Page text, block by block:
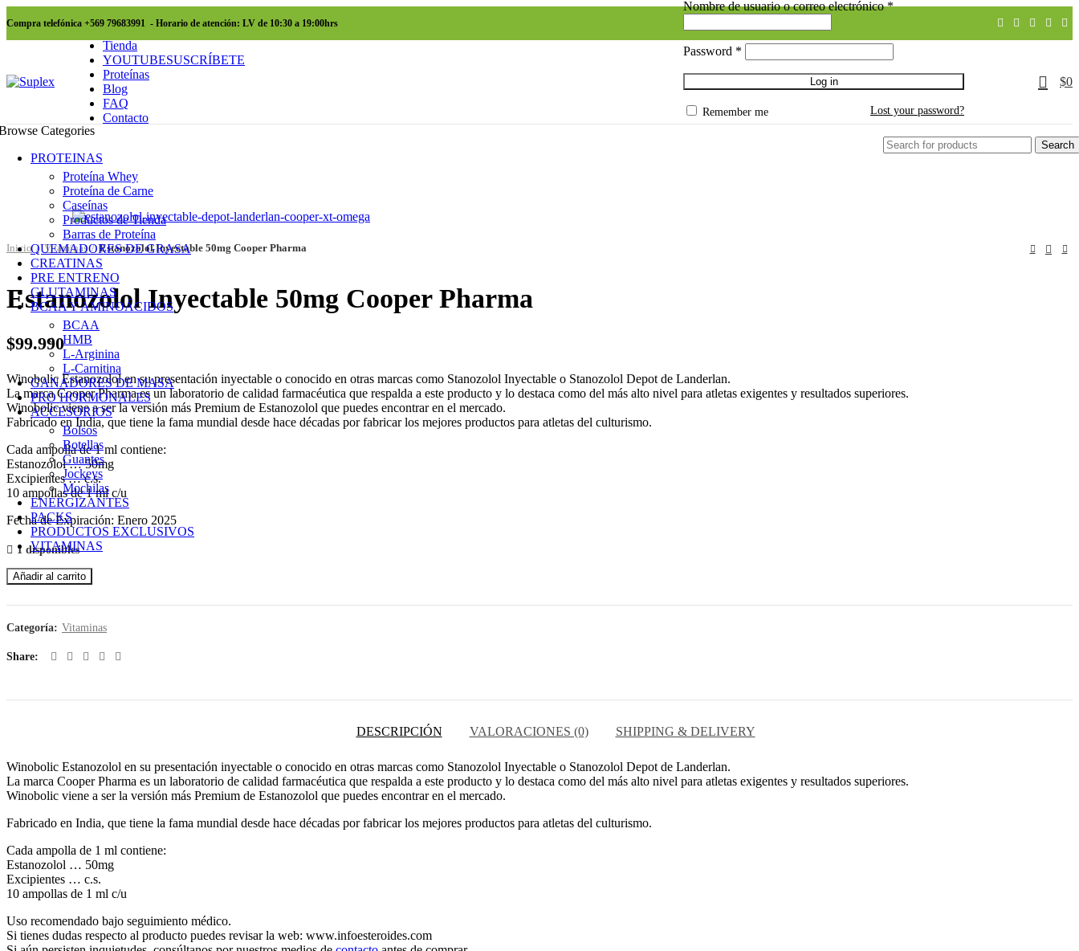
Compra telefónica +569 79683991 - Horario de atención: LV de 10:30 a 19:00hrs
Nombre de usuario o correo electrónico*
Password *
Log in
Lost your password?
Remember me
Tienda
YOUTUBESUSCRÍBETE
Proteínas
Blog
FAQ
Contacto
$0
Categories
PROTEINAS
Proteína Whey
Proteína de Carne
Caseínas
Productos de Tienda
Barras de Proteína
QUEMADORES DE GRASA
CREATINAS
PRE ENTRENO
GLUTAMINAS
BCAA Y AMINOÁCIDOS
BCAA
HMB
L-Arginina
L-Carnitina
GANADORES DE MASA
PRO HORMONALES
ACCESORIOS
Bolsos
Botellas
Guantes
Jockeys
Mochilas
ENERGIZANTES
PACKS
PRODUCTOS EXCLUSIVOS
VITAMINAS
Search
Inicio Vitaminas Estanozolol Inyectable 50mg Cooper Pharma
Estanozolol Inyectable 50mg Cooper Pharma
$99.990
Winobolic Estanozolol en su presentación inyectable o conocido en otras marcas como Stanozolol Inyectable o Stanozolol Depot de Landerlan.
La marca Cooper Pharma es un laboratorio de calidad farmacéutica que respalda a este producto y lo destaca como del más alto nivel para atletas exigentes y resultados superiores.
Winobolic viene a ser la versión más Premium de Estanozolol que puedes encontrar en el mercado.
Fabricado en India, que tiene la fama mundial desde hace décadas por fabricar los mejores productos para atletas del culturismo.
Cada ampolla de 1 ml contiene:
Estanozolol … 50mg
Excipientes … c.s.
10 ampollas de 1 ml c/u
Fecha de Expiración: Enero 2025
1 disponibles
Añadir al carrito
Categoría: Vitaminas
Share
DESCRIPCIÓN VALORACIONES (0) SHIPPING & DELIVERY
Winobolic Estanozolol en su presentación inyectable o conocido en otras marcas como Stanozolol Inyectable o Stanozolol Depot de Landerlan.
La marca Cooper Pharma es un laboratorio de calidad farmacéutica que respalda a este producto y lo destaca como del más alto nivel para atletas exigentes y resultados superiores.
Winobolic viene a ser la versión más Premium de Estanozolol que puedes encontrar en el mercado.
Fabricado en India, que tiene la fama mundial desde hace décadas por fabricar los mejores productos para atletas del culturismo.
Cada ampolla de 1 ml contiene:
Estanozolol … 50mg
Excipientes … c.s.
10 ampollas de 1 ml c/u
Uso recomendado bajo seguimiento médico.
Si tienes dudas respecto al producto puedes revisar la web: www.infoesteroides.com
SOLD O
SOLD O
SOLD O
-17%
SOLD O
UT
SOLD O